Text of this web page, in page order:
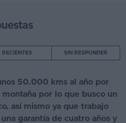
RECIENTES SIN RESPONDER
50.000 kms al año por
por lo que busco un
así mismo ya que trabajo
garantía de cuatro años y